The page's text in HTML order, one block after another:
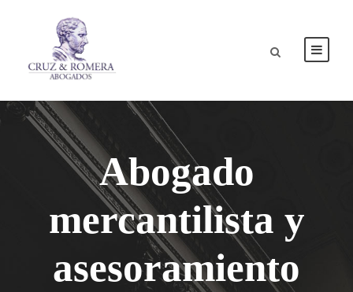
Abogado
mercantilista y
asesoramiento